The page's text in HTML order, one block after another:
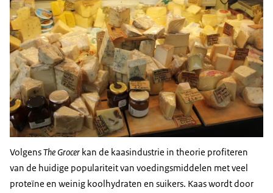
VolgensThe Grocer kan de kaasindustrie in theorie profiteren
van de huidige populariteit van voedingsmiddelen met veel
proteïne en weinig koolhydraten en suikers. Kaas wordt door